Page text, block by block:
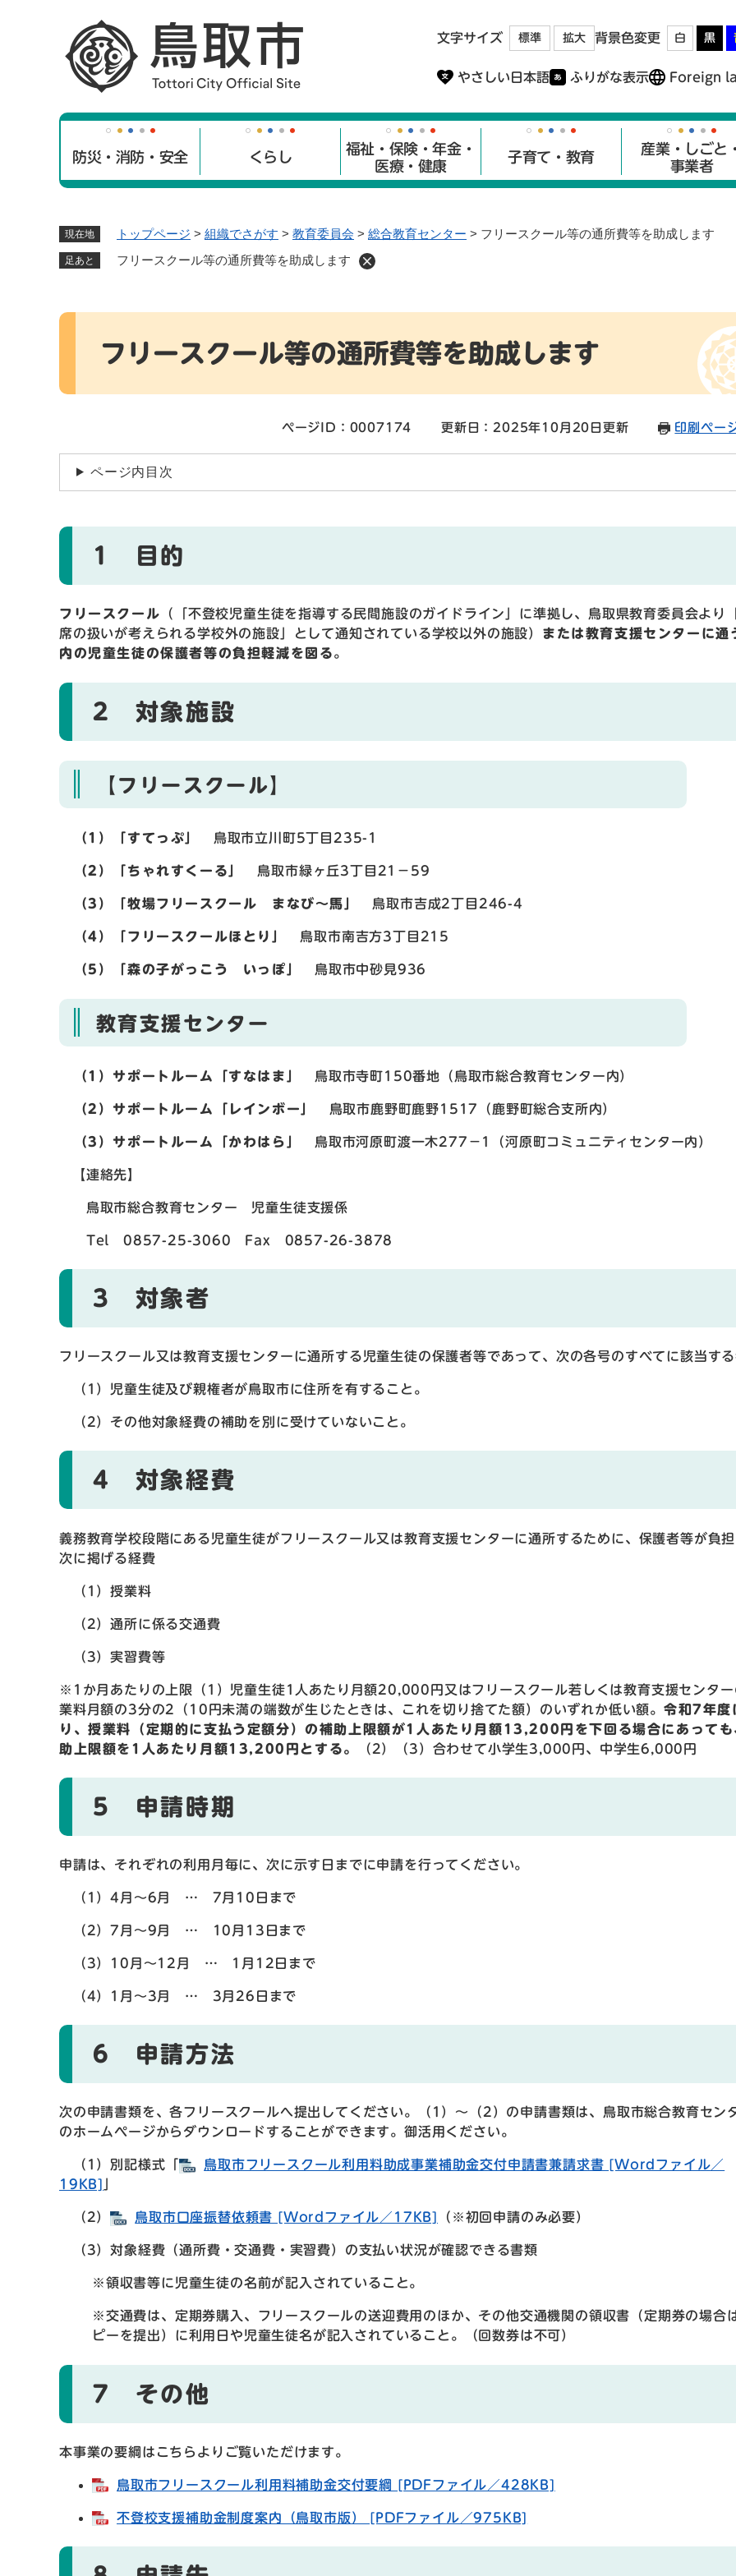
文字サイズ 標準 拡大 背景色変更 白 黒
やさしい日本語 ふりがな表示 Foreign
防災・消防・安全 くらし
福祉・保険・年金・
医療・健康
子育て・教育
産業・しごと
事業者
現在地 トップページ > 組織でさがす > 教育委員会 > 総合教育センター > フリースクール等の通所費等を助成します
足あと フリースクール等の通所費等を助成します
本
フリースクール等の通所費等を助成します
ページID：0007174 更新日：2025年10月20日更新 印刷ペー
ページ内目次
1 目的
フリースクール （「不登校児童生徒を指導する民間施設のガイドライン」に準拠し、鳥取県教育委員会より
席の扱いが考えられる学校外の施設」として通知されている学校以外の施設） または教育支援センターに通
内の児童生徒の保護者等の負担軽減を図る。
2 対象施設
【フリースクール】
（1）「すてっぷ」 鳥取市立川町5丁目235-1
（2）「ちゃれすくーる」 鳥取市緑ヶ丘3丁目21－59
（3）「牧場フリースクール まなび～馬」 鳥取市吉成2丁目246-4
（4）「フリースクールほとり」 鳥取市南吉方3丁目215
（5）「森の子がっこう いっぽ」 鳥取市中砂見936
教育支援センター
（1）サポートルーム「すなはま」 鳥取市寺町150番地（鳥取市総合教育センター内）
（2）サポートルーム「レインボー」 鳥取市鹿野町鹿野1517（鹿野町総合支所内）
（3）サポートルーム「かわはら」 鳥取市河原町渡一木277－1（河原町コミュニティセンター内）
【連絡先】
鳥取市総合教育センター 児童生徒支援係
Tel 0857-25-3060 Fax 0857-26-3878
3 対象者
フリースクール又は教育支援センターに通所する児童生徒の保護者等であって、次の各号のすべてに該当す
（1）児童生徒及び親権者が鳥取市に住所を有すること。
（2）その他対象経費の補助を別に受けていないこと。
4 対象経費
義務教育学校段階にある児童生徒がフリースクール又は教育支援センターに通所するために、保護者等が負
次に掲げる経費
（1）授業料
（2）通所に係る交通費
（3）実習費等
※1か月あたりの上限（1）児童生徒1人あたり月額20,000円又はフリースクール若しくは教育支援センター
業料月額の3分の2（10円未満の端数が生じたときは、これを切り捨てた額）のいずれか低い額。 令和7年度
り、授業料（定期的に支払う定額分）の補助上限額が1人あたり月額13,200円を下回る場合にあっても
助上限額を1人あたり月額13,200円とする。
（2）（3）合わせて小学生3,000円、中学生6,000円
5 申請時期
申請は、それぞれの利用月毎に、次に示す日までに申請を行ってください。
（1）4月～6月 … 7月10日まで
（2）7月～9月 … 10月13日まで
（3）10月～12月 … 1月12日まで
（4）1月～3月 … 3月26日まで
6 申請方法
次の申請書類を、各フリースクールへ提出してください。（1）～（2）の申請書類は、鳥取市総合教育セン
のホームページからダウンロードすることができます。御活用ください。
（1）別記様式「
鳥取市フリースクール利用料助成事業補助金交付申請書兼請求書 [Wordファイル／
19KB]
（2） 鳥取市口座振替依頼書 [Wordファイル／17KB] （※初回申請のみ必要）
（3）対象経費（通所費・交通費・実習費）の支払い状況が確認できる書類
※領収書等に児童生徒の名前が記入されていること。
※交通費は、定期券購入、フリースクールの送迎費用のほか、その他交通機関の領収書（定期券の場合
ピーを提出）に利用日や児童生徒名が記入されていること。（回数券は不可）
7 その他
本事業の要綱はこちらよりご覧いただけます。
鳥取市フリースクール利用料補助金交付要綱 [PDFファイル／428KB]
不登校支援補助金制度案内（鳥取市版） [PDFファイル／975KB]